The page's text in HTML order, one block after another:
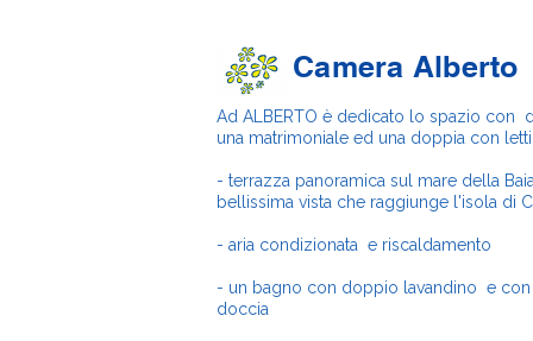
Camera Alberto
Ad ALBERTO è dedicato lo spazio con
una matrimoniale ed una doppia con
- terrazza panoramica sul mare della
bellissima vista che raggiunge l'isola di
- aria condizionata e riscaldamento
- un bagno con doppio lavandino e
doccia